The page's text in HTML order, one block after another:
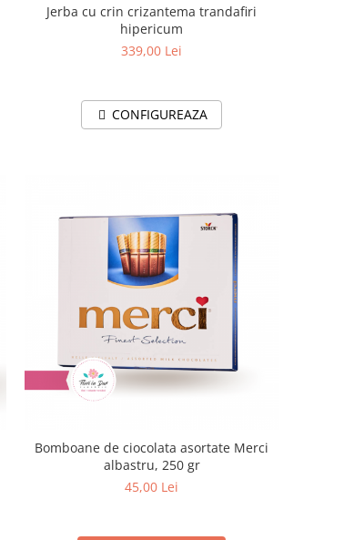
Jerba cu crin crizantema trandafiri
hipericum
339,00 Lei
CONFIGUREAZA
Bomboane de ciocolata asortate Merci
albastru, 250 gr
45,00 Lei